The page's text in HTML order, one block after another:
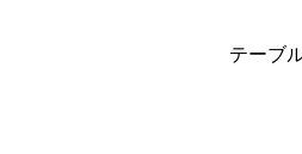
テーブ